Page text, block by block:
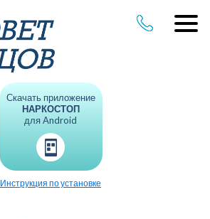
Скачать приложение
НАРКОСТОП
для Android
Инструкция по установке